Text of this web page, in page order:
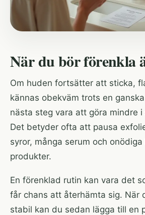
När du bör förenkla
Om huden fortsätter att sticka,
kännas obekväm trots en
nästa steg vara att göra mindre
Det betyder ofta att pausa
syror, många serum och
produkter.
En förenklad rutin kan vara det
får chans att återhämta sig. När
stabil kan du sedan lägga till en